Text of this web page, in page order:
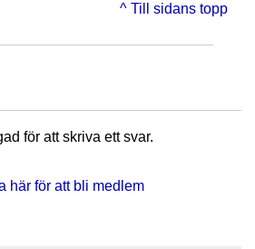
^ Till sidans topp
för att skriva ett svar.
här för att bli medlem